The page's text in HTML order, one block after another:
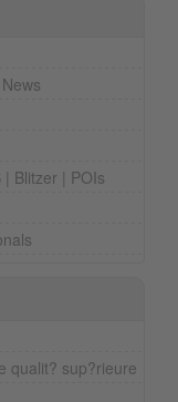
Blitzer | POIs
qualit? sup?rieure